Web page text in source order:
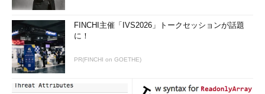
FINCHI主催「IVS2026」トークセッションが話題
に！
PR(FINCHI on GOETHE)